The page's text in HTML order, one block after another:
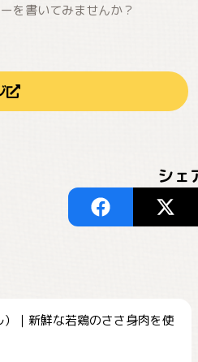
を書いてみませんか？
シェ
）｜新鮮な若鶏のささ身肉を使